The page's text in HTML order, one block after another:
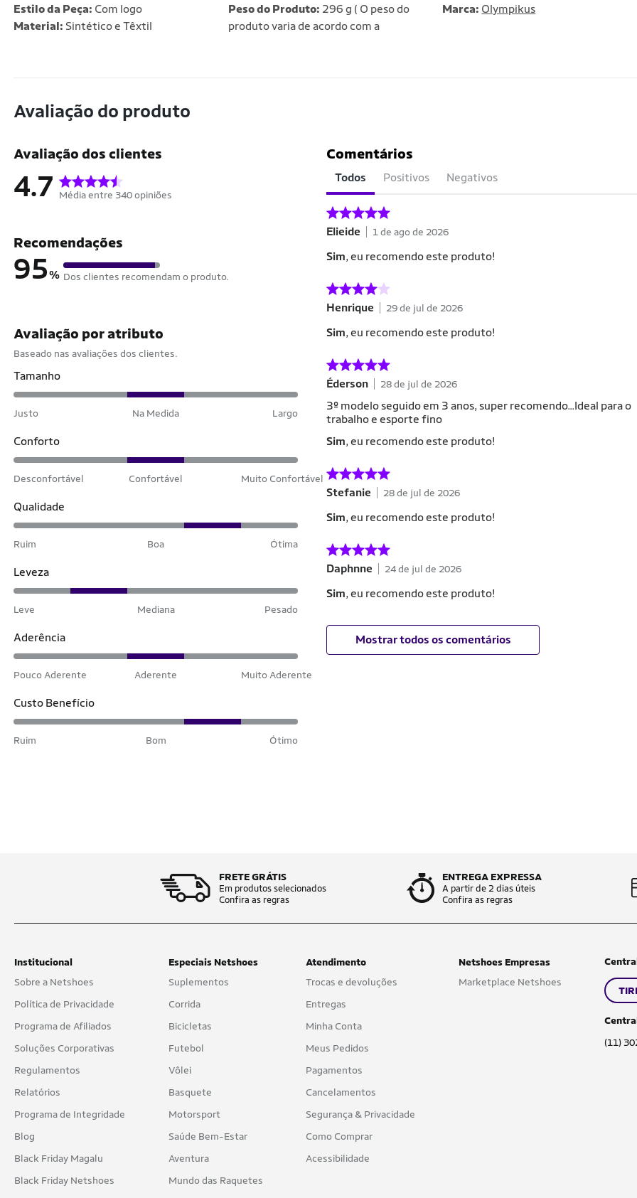
Estilo da Peça: Com logo
Material: Sintético e Têxtil
Peso do Produto: 296 g ( O peso do
produto varia de acordo com a
Marca: Olympikus
Avaliação do produto
Avaliação dos clientes
4.7 Média entre 340 opiniões
Recomendações
95% Dos clientes recomendam o produto.
Avaliação por atributo
Baseado nas avaliações dos clientes.
Tamanho
Justo Na Medida Largo
Conforto
Desconfortável Confortável Muito Confortável
Qualidade
Ruim Boa Ótima
Leveza
Leve Mediana Pesado
Aderência
Pouco Aderente Aderente Muito Aderente
Custo Benefício
Ruim Bom Ótimo
Comentários
Todos Positivos Negativos
Elieide 1 de ago de 2026
Sim, eu recomendo este produto!
Henrique 29 de jul de 2026
Sim, eu recomendo este produto!
Éderson 28 de jul de 2026
3º modelo seguido em 3 anos, super recomendo...Ideal para o
trabalho e esporte fino
Sim, eu recomendo este produto!
Stefanie 28 de jul de 2026
Sim, eu recomendo este produto!
Daphnne 24 de jul de 2026
Sim, eu recomendo este produto!
Mostrar todos os comentários
FRETE GRÁTIS
Em produtos selecionados
Confira as regras
ENTREGA EXPRESSA
A partir de 2 dias úteis
Confira as regras
Institucional
Sobre a Netshoes
Política de Privacidade
Programa de Afiliados
Soluções Corporativas
Regulamentos
Relatórios
Programa de Integridade
Blog
Black Friday Magalu
Black Friday Netshoes
Especiais Netshoes
Suplementos
Corrida
Bicicletas
Futebol
Vôlei
Basquete
Motorsport
Saúde Bem-Estar
Aventura
Mundo das Raquetes
Atendimento
Trocas e devoluções
Entregas
Minha Conta
Meus Pedidos
Pagamentos
Cancelamentos
Segurança & Privacidade
Como Comprar
Acessibilidade
Netshoes Empresas
Marketplace Netshoes
(11)